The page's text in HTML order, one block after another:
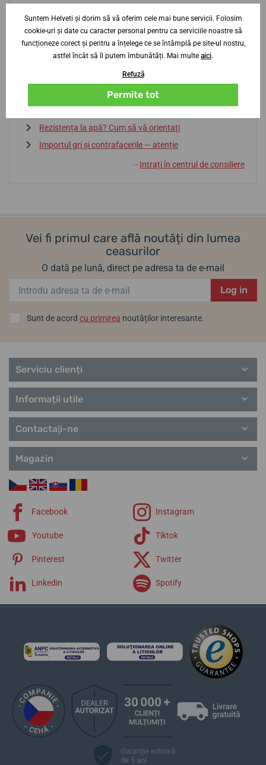
Sfaturi de la centrul de consiliere
Baterie sau automatic? Avantaje și dezavantaje
Dicționar de termeni
Rezistența la apă? Cum să vă orientați
Importul gri și contrafacerile — atenție
↓ Intrați în centrul de consiliere
Vei fi primul care află noutăți din lumea
ceasurilor
O dată pe lună, direct pe adresa ta de e-mail
Log in
Sunt de acord cu primirea noutăților interesante.
Serviciu clienți
Informații utile
Contactaţi-ne
Magazin
Facebook Instagram
Youtube Tiktok
Pinterest Twitter
Linkedin Spotify
Garanție extinsă
de 5 ani
Suntem Helveti și dorim să vă oferim cele mai bune servicii. Folosim
cookie-uri și date cu caracter personal pentru ca serviciile noastre să
funcționeze corect și pentru a înțelege ce se întâmplă pe site-ul nostru,
astfel încât să îl putem îmbunătăți. Mai multe aici.
Refuză
Permite tot